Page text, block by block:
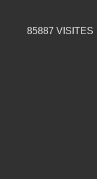
85887 VISITES